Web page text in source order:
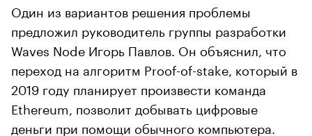
Один из вариантов решения проблемы
предложил руководитель группы разработки
Waves Node Игорь Павлов. Он объяснил, что
переход на алгоритм Proof-of-stake, который в
2019 году планирует произвести команда
Ethereum, позволит добывать цифровые
деньги при помощи обычного компьютера.